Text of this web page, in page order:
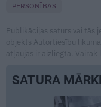
PERSONĪBAS
Publikācijas saturs vai tās
objekts Autortiesību
atļaujas ir aizliegta. Vairāk
SATURA